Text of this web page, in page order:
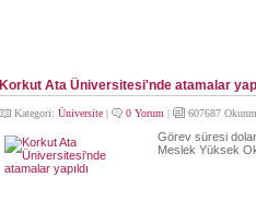
Korkut Ata Üniversitesi'nde atamalar
Kategori: Üniversite| 0 Yorum | 607687
Görev süresi
Meslek Yüksek